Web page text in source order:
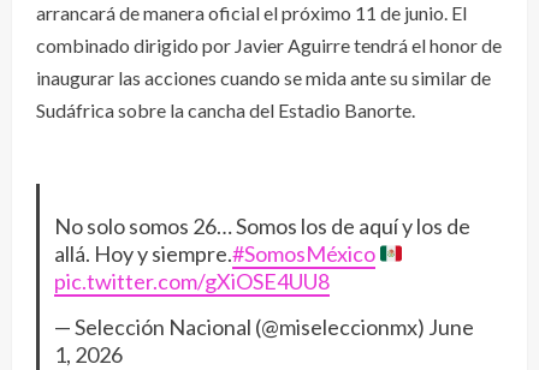
arrancará de manera oficial el próximo 11 de junio. El
combinado dirigido por Javier Aguirre tendrá el honor de
inaugurar las acciones cuando se mida ante su similar de
Sudáfrica sobre la cancha del Estadio Banorte.
No solo somos 26… Somos los de aquí y los de
allá. Hoy y siempre.#SomosMéxico
pic.twitter.com/gXiOSE4UU8
— Selección Nacional (@miseleccionmx) June
1, 2026